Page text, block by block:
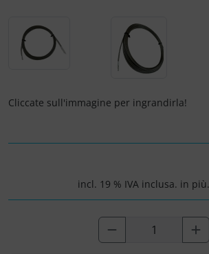
Cliccate sull'immagine per ingrandirla!
incl. 19 % IVA inclusa. in più.
Prodotti personalizzati
Teglia Aviator
Vessilli decorativi
Mappe di rilievo 3D